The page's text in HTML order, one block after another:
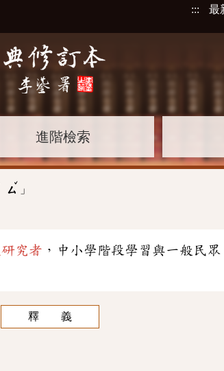
::: 最
進階檢索
ㄙ
ˇ
」
究者 ，中小學階段學習與一般民
釋 義